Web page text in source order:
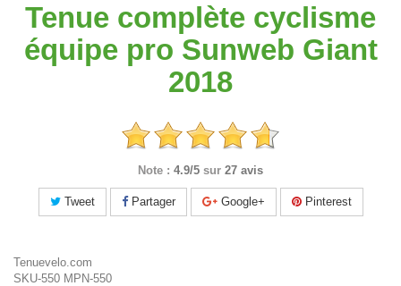
Tenue complète cyclisme
équipe pro Sunweb Giant
2018
Note : 4.9/5 sur 27 avis
Tweet Partager Google+ Pinterest
Tenuevelo.com
SKU-550 MPN-550